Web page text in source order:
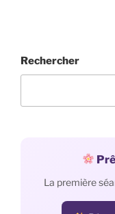
Rechercher
La première